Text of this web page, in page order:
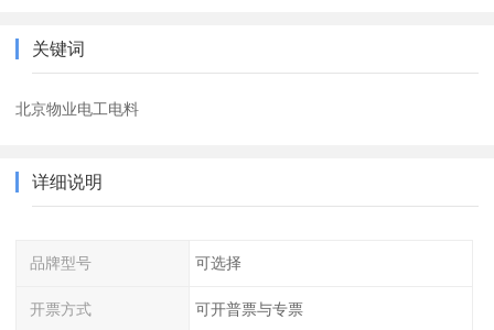
关键词
北京物业电工电料
详细说明
品牌型号 可选择
开票方式 可开普票与专票